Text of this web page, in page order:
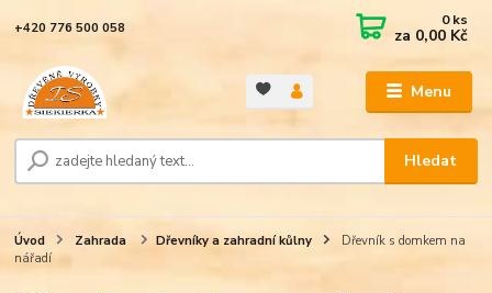
Menu
Hledat
+420 776 500 058 0ks
za 0,00 Kč
Úvod Zahrada Dřevníky a zahradní kůlny
Dřevník s domkem na
nářadí